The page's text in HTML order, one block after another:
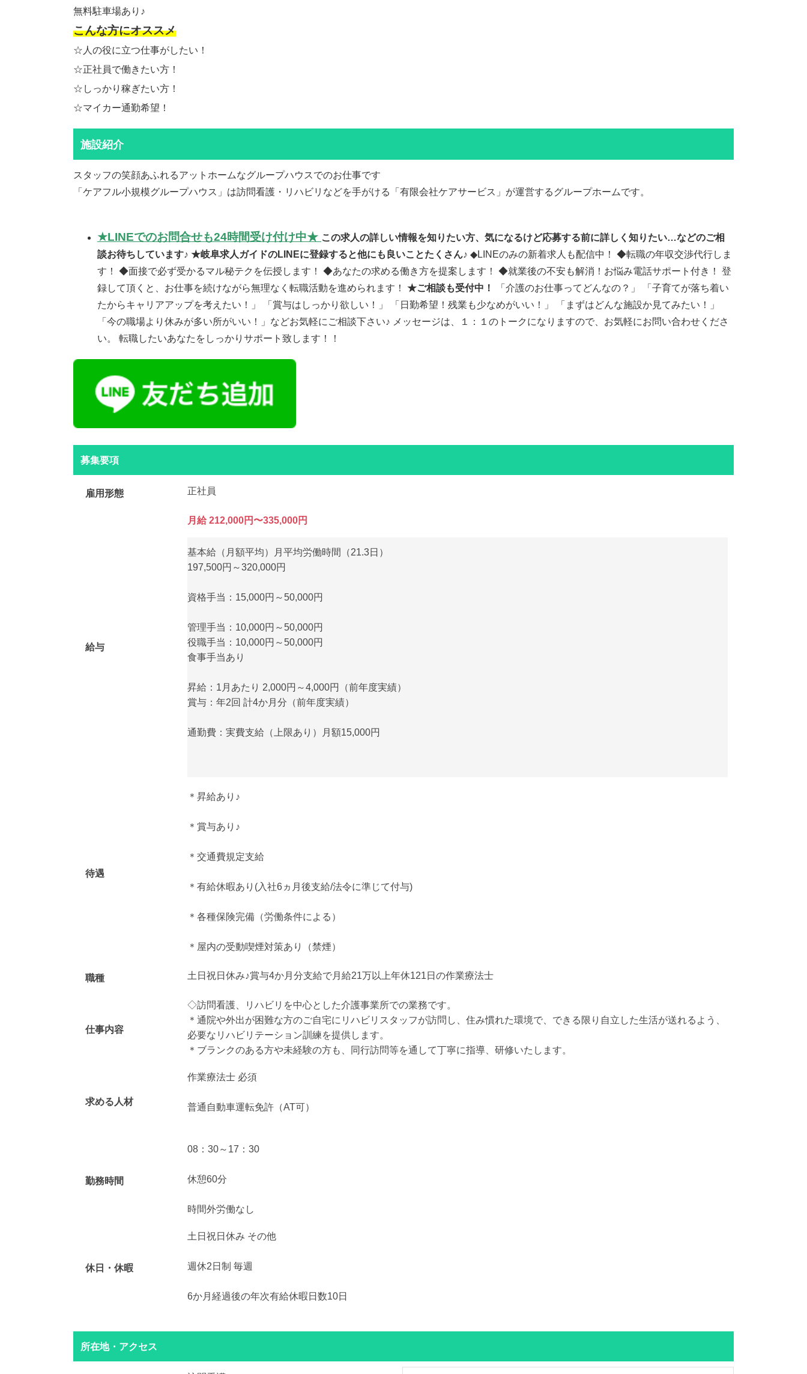
無料駐車場あり♪
こんな方にオススメ
☆人の役に立つ仕事がしたい！
☆正社員で働きたい方！
☆しっかり稼ぎたい方！
☆マイカー通勤希望！
施設紹介
スタッフの笑顔あふれるアットホームなグループハウスでのお仕事です
「ケアフル小規模グループハウス」は訪問看護・リハビリなどを手がける「有限会社ケアサービス」が運営するグループホームです。
★LINEでのお問合せも24時間受け付け中★ この求人の詳しい情報を知りたい方、気になるけど応募する前に詳しく知りたい…などのご相
談お待ちしています♪ ★岐阜求人ガイドのLINEに登録すると他にも良いことたくさん♪ ◆LINEのみの新着求人も配信中！ ◆転職の年収交渉代行しま
す！ ◆面接で必ず受かるマル秘テクを伝授します！ ◆あなたの求める働き方を提案します！ ◆就業後の不安も解消！お悩み電話サポート付き！ 登
録して頂くと、お仕事を続けながら無理なく転職活動を進められます！ ★ご相談も受付中！
「介護のお仕事ってどんなの？」 「子育てが落ち着い
たからキャリアアップを考えたい！」 「賞与はしっかり欲しい！」 「日勤希望！残業も少なめがいい！」 「まずはどんな施設か見てみたい！」
「今の職場より休みが多い所がいい！」などお気軽にご相談下さい♪ メッセージは、１：１のトークになりますので、お気軽にお問い合わせくださ
い。 転職したいあなたをしっかりサポート致します！！
募集要項
雇用形態 正社員
給与
月給 212,000円〜335,000円
基本給（月額平均）月平均労働時間（21.3日）
197,500円～320,000円
資格手当：15,000円～50,000円
管理手当：10,000円～50,000円
役職手当：10,000円～50,000円
食事手当あり
昇給：1月あたり 2,000円～4,000円（前年度実績）
賞与：年2回 計4か月分（前年度実績）
通勤費：実費支給（上限あり）月額15,000円
待遇
＊昇給あり♪
＊賞与あり♪
＊交通費規定支給
＊有給休暇あり(入社6ヵ月後支給/法令に準じて付与)
＊各種保険完備（労働条件による）
＊屋内の受動喫煙対策あり（禁煙）
職種 土日祝日休み♪賞与4か月分支給で月給21万以上年休121日の作業療法士
仕事内容
◇訪問看護、リハビリを中心とした介護事業所での業務です。
＊通院や外出が困難な方のご自宅にリハビリスタッフが訪問し、住み慣れた環境で、できる限り自立した生活が送れるよう、
必要なリハビリテーション訓練を提供します。
＊ブランクのある方や未経験の方も、同行訪問等を通して丁寧に指導、研修いたします。
求める人材
作業療法士 必須
普通自動車運転免許（AT可）
勤務時間
08：30～17：30
休憩60分
時間外労働なし
休日・休暇
土日祝日休み その他
週休2日制 毎週
6か月経過後の年次有給休暇日数10日
所在地・アクセス